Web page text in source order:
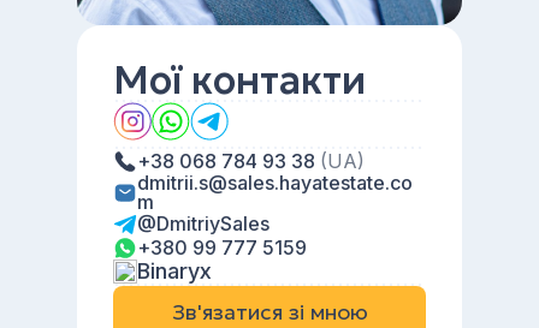
Мої контакти
+38 068 784 93 38 (UA)
dmitrii.s@sales.hayatestate.co
m
@DmitriySales
+380 99 777 5159
Binaryx
Зв'язатися зі мною